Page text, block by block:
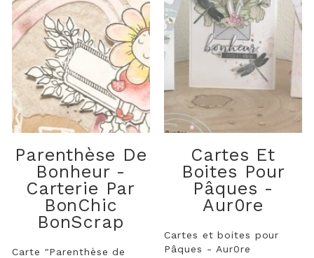
Parenthèse De
Bonheur -
Carterie Par
BonChic
BonScrap
Carte "Parenthèse de
Cartes Et
Boites Pour
Pâques -
Aur0re
Cartes et boites pour
Pâques - Aur0re